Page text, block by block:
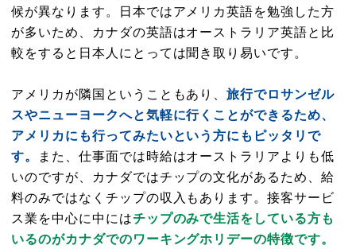
候が異なります。日本ではアメリカ英語を勉強した方
が多いため、カナダの英語はオーストラリア英語と比
較をすると日本人にとっては聞き取り易いです。
アメリカが隣国ということもあり、旅行でロサンゼル
スやニューヨークへと気軽に行くことができるため、
アメリカにも行ってみたいという方にもピッタリで
す。
また、仕事面では時給はオーストラリアよりも低
いのですが、カナダではチップの文化があるため、給
料のみではなくチップの収入もあります。接客サービ
ス業を中心に中にはチップのみで生活をしている方も
いるのがカナダでのワーキングホリデーの特徴です。